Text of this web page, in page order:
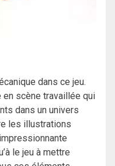
dans ce jeu.
en scène travaillée qui
dans un univers
les illustrations
le jeu à mettre